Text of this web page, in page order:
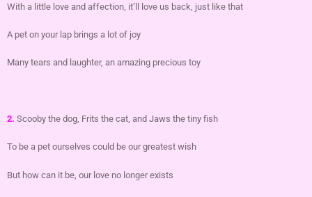
With a little love and affection, it’ll love us back, just like that
A pet on your lap brings a lot of joy
Many tears and laughter, an amazing precious toy
2. Scooby the dog, Frits the cat, and Jaws the tiny fish
To be a pet ourselves could be our greatest wish
But how can it be, our love no longer exists